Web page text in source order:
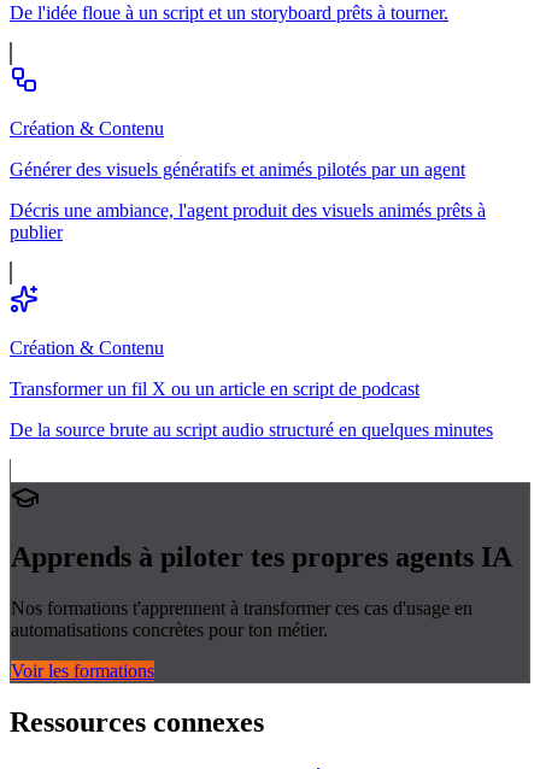
De l'idée floue à un script et un storyboard prêts à tourner.
Création & Contenu
Générer des visuels génératifs et animés pilotés par un agent
Décris une ambiance, l'agent produit des visuels animés prêts à
publier
Création & Contenu
Transformer un fil X ou un article en script de podcast
De la source brute au script audio structuré en quelques minutes
Apprends à piloter tes propres agents IA
Nos formations t'apprennent à transformer ces cas d'usage en
automatisations concrètes pour ton métier.
Voir les formations
Ressources connexes